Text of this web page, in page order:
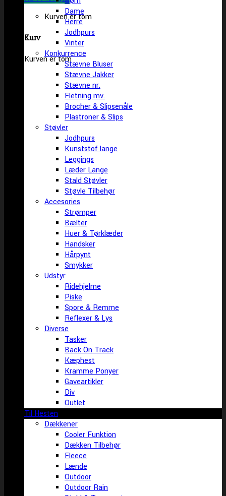
Kurven er tom
Kurv
Kurven er tom
Dame
Herre
Jodhpurs
Vinter
Konkurrence
Stævne Bluser
Stævne Jakker
Stævne nr.
Fletning mv.
Brocher & Slipsenåle
Plastroner & Slips
Støvler
Jodhpurs
Kunststof lange
Leggings
Læder Lange
Stald Støvler
Støvle Tilbehør
Accesories
Strømper
Bælter
Huer & Tørklæder
Handsker
Hårpynt
Smykker
Udstyr
Ridehjelme
Piske
Spore & Remme
Reflexer & Lys
Diverse
Tasker
Back On Track
Kæphest
Kramme Ponyer
Gaveartikler
Div
Outlet
Til Hesten
Dækkener
Cooler Funktion
Dækken Tilbehør
Fleece
Lænde
Outdoor
Outdoor Rain